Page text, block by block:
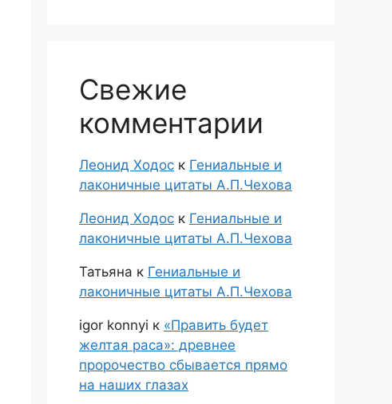
Свежие
комментарии
Леонид Ходос к Гениальные и
лаконичные цитаты А.П.Чехова
Леонид Ходос к Гениальные и
лаконичные цитаты А.П.Чехова
Татьяна к Гениальные и
лаконичные цитаты А.П.Чехова
igor konnyi к «Править будет
желтая раса»: древнее
пророчество сбывается прямо
на наших глазах